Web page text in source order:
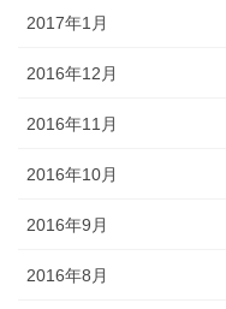
2017年1月
2016年12月
2016年11月
2016年10月
2016年9月
2016年8月